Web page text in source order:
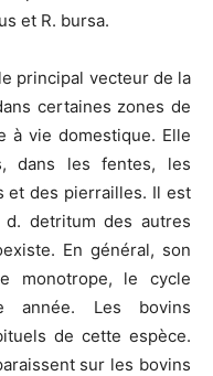
et R. bursa.
principal vecteur de la
certaines zones de
à vie domestique. Elle
dans les fentes, les
et des pierrailles. Il est
detritum des autres
En général, son
monotrope, le cycle
année. Les bovins
de cette espèce.
sur les bovins